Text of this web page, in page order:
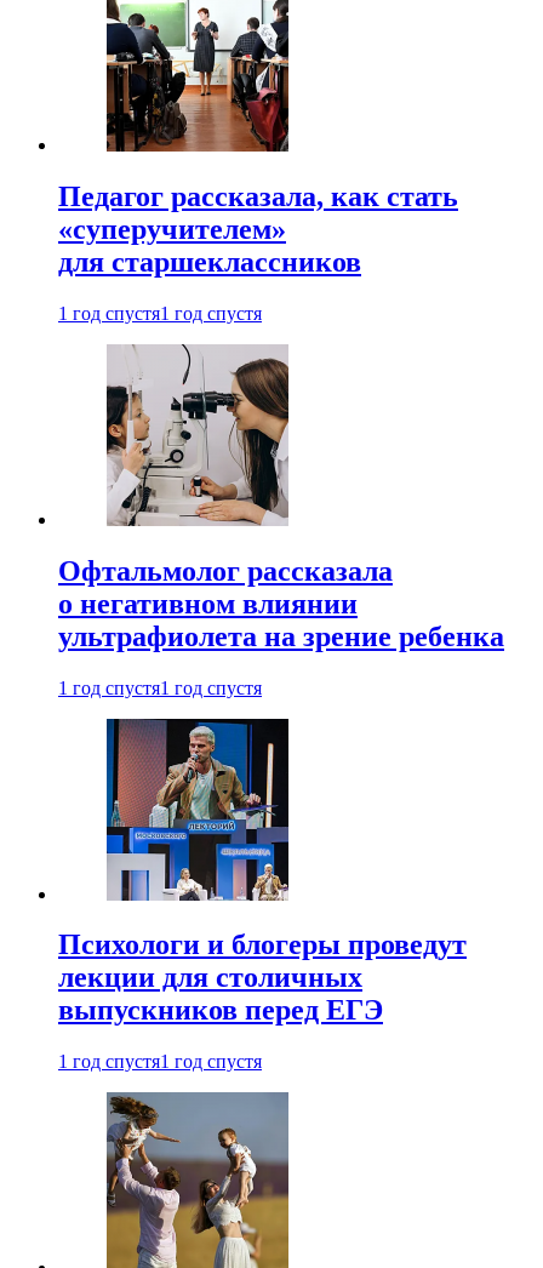
Педагог рассказала, как стать
«суперучителем»
для старшеклассников
1 год спустя1 год спустя
Офтальмолог рассказала
о негативном влиянии
ультрафиолета на зрение ребенка
1 год спустя1 год спустя
Психологи и блогеры проведут
лекции для столичных
выпускников перед ЕГЭ
1 год спустя1 год спустя